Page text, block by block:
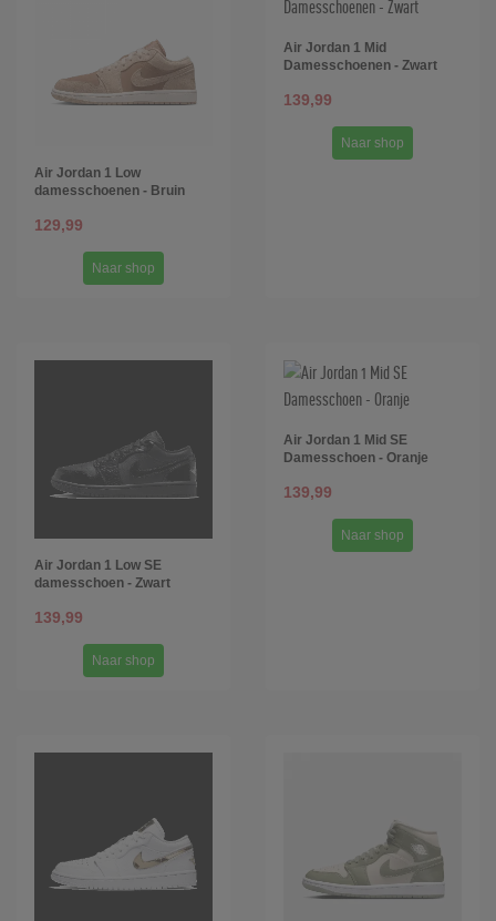
Air Jordan 1 Low
damesschoenen - Bruin
129,99
Naar shop
Air Jordan 1 Mid
Damesschoenen - Zwart
139,99
Naar shop
Air Jordan 1 Low SE
damesschoen - Zwart
139,99
Naar shop
Air Jordan 1 Mid SE
Damesschoen - Oranje
139,99
Naar shop